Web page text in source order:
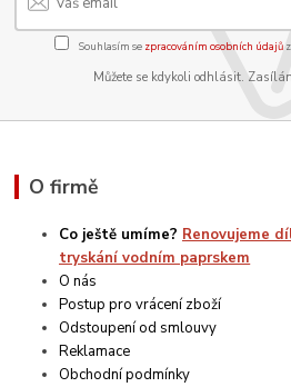
Souhlasím se zpracováním osobních údajů
Můžete se kdykoli odhlásit.
O firmě
Co ještě umíme? Renovujeme
tryskání vodním paprskem
O nás
Postup pro vrácení zboží
Odstoupení od smlouvy
Reklamace
Obchodní podmínky